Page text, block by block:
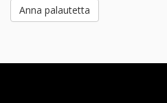
Anna palautetta